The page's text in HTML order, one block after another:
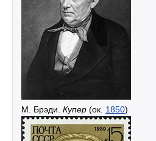
М. Брэди. Купер (ок. 1850)